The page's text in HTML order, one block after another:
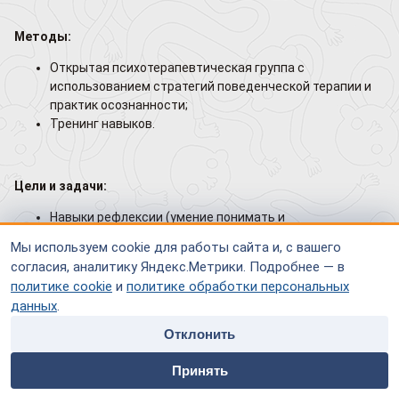
Мы используем cookie для работы сайта и, с вашего
согласия, аналитику Яндекс.Метрики. Подробнее — в
политике cookie и политике обработки персональных
данных.
Отклонить
Принять
home people
Специалисты
payment contacts
Методы:
Открытая психотерапевтическая группа с
использованием стратегий поведенческой терапии и
практик осознанности;
Тренинг навыков.
Цели и задачи:
Навыки рефлексии (умение понимать и
эмоции);
Навыки общения;
Навыки социального взаимодействия;
Поведенческая психотерапия в группе (преодоление
Психообразование (формирование понимания